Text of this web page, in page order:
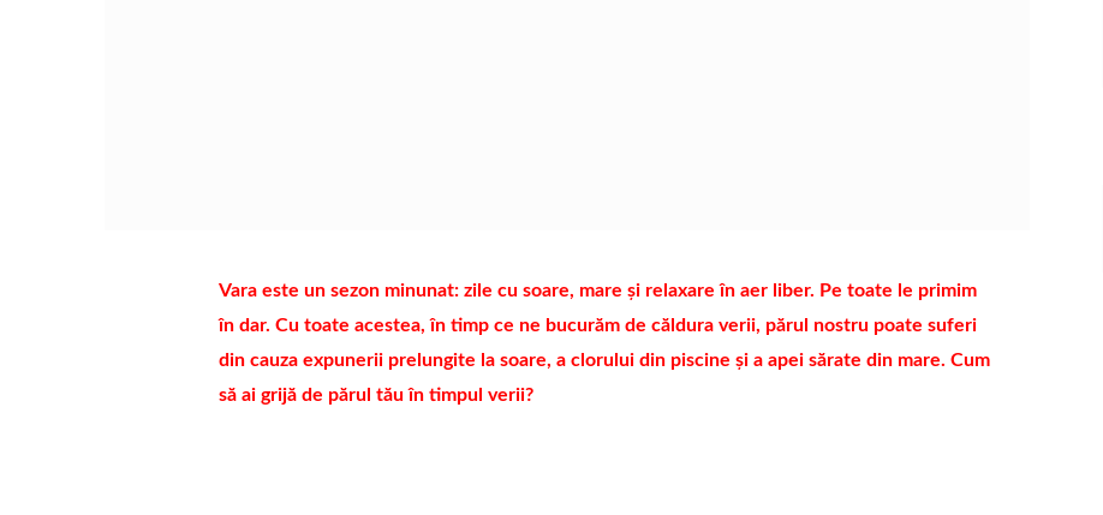
Vara este un sezon minunat: zile cu soare, mare și relaxare în aer liber. Pe toate le primim
în dar. Cu toate acestea, în timp ce ne bucurăm de căldura verii, părul nostru poate suferi
din cauza expunerii prelungite la soare, a clorului din piscine și a apei sărate din mare. Cum
să ai grijă de părul tău în timpul verii?